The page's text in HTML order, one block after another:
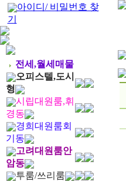
아이디/ 비밀번호 찾
기
전세,월세매물
오피스텔,도시
형
시립대원룸,휘
경동
경희대원룸회
기동
고려대원룸안
암동
투룸/쓰리룸